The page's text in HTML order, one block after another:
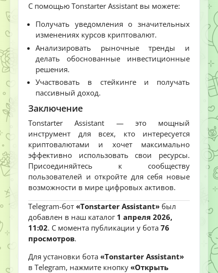
С помощью Tonstarter Assistant вы можете:
Получать уведомления о значительных
изменениях курсов криптовалют.
Анализировать рыночные тренды и
делать обоснованные инвестиционные
решения.
Участвовать в стейкинге и получать
пассивный доход.
Заключение
Tonstarter Assistant — это мощный
инструмент для всех, кто интересуется
криптовалютами и хочет максимально
эффективно использовать свои ресурсы.
Присоединяйтесь к сообществу
пользователей и откройте для себя новые
возможности в мире цифровых активов.
Telegram-бот «Tonstarter Assistant» был
добавлен в наш каталог 1 апреля 2026,
11:02. С момента публикации у бота 76
просмотров.
Для установки бота «Tonstarter Assistant»
в Telegram, нажмите кнопку «Открыть